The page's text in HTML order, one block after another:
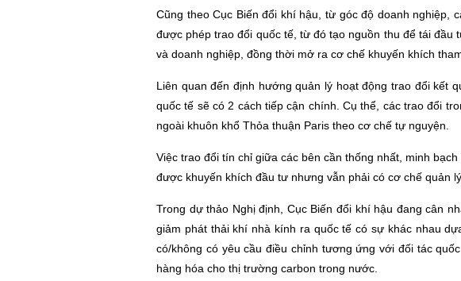
Cũng theo Cục Biến đổi khí hậu, từ góc độ doanh nghiệp,
được phép trao đổi quốc tế, từ đó tạo nguồn thu để tái
và doanh nghiệp, đồng thời mở ra cơ chế khuyến khích
Liên quan đến định hướng quản lý hoạt động trao đổi kết
quốc tế sẽ có 2 cách tiếp cận chính. Cụ thể, các trao đổi
ngoài khuôn khổ Thỏa thuận Paris theo cơ chế tự nguyện.
Việc trao đổi tín chỉ giữa các bên cần thống nhất, minh
được khuyến khích đầu tư nhưng vẫn phải có cơ chế quản
Trong dự thảo Nghị định, Cục Biến đổi khí hậu đang cân
giảm phát thải khí nhà kính ra quốc tế có sự khác nhau
có/không có yêu cầu điều chỉnh tương ứng với đối tác
hàng hóa cho thị trường carbon trong nước.